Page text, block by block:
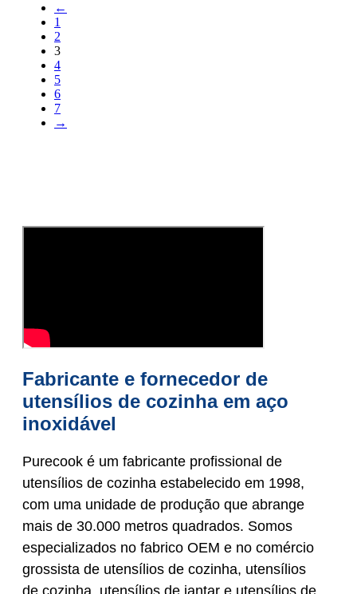
←
1
2
3
4
5
6
7
→
Fabricante e fornecedor de
utensílios de cozinha em aço
inoxidável
Purecook é um fabricante profissional de
utensílios de cozinha estabelecido em 1998,
com uma unidade de produção que abrange
mais de 30.000 metros quadrados. Somos
especializados no fabrico OEM e no comércio
grossista de utensílios de cozinha, utensílios
de cozinha, utensílios de jantar e utensílios de